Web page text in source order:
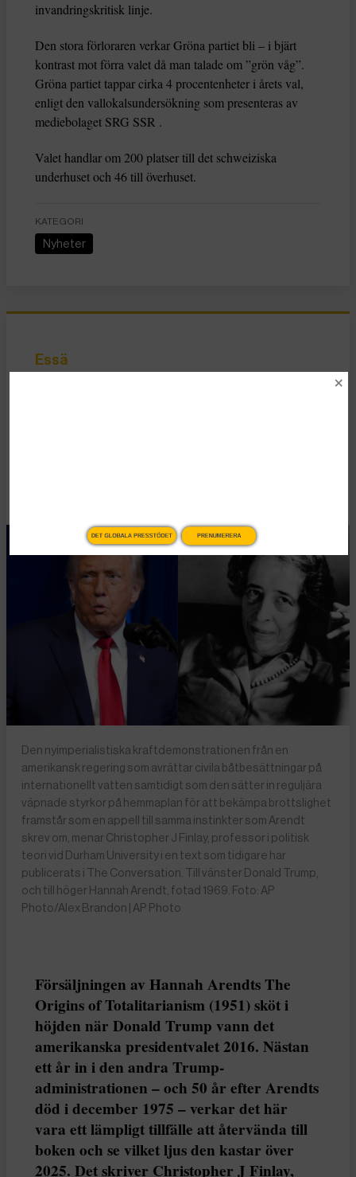
invandringskritisk linje.
Den stora förloraren verkar Gröna partiet bli – i bjärt
kontrast mot förra valet då man talade om ”grön våg”.
Gröna partiet tappar cirka 4 procentenheter i årets val,
enligt den vallokalsundersökning som presenteras av
mediebolaget SRG SSR .
Valet handlar om 200 platser till det schweiziska
underhuset och 46 till överhuset.
KATEGORI
Nyheter
Essä
Den nyimperialistiska kraftdemonstrationen från en
amerikansk regering som avrättar civila båtbesättningar på
internationellt vatten samtidigt som den sätter in reguljära
väpnade styrkor på hemmaplan för att bekämpa brottslighet
framstår som en appell till samma instinkter som Arendt
skrev om, menar Christopher J Finlay, professor i politisk
teori vid Durham University i en text som tidigare har
publicerats i The Conversation. Till vänster Donald Trump,
och till höger Hannah Arendt, fotad 1969. Foto: AP
Photo/Alex Brandon | AP Photo
Försäljningen av Hannah Arendts The
Origins of Totalitarianism (1951) sköt i
höjden när Donald Trump vann det
amerikanska presidentvalet 2016. Nästan
ett år in i den andra Trump-
administrationen – och 50 år efter Arendts
död i december 1975 – verkar det här
vara ett lämpligt tillfälle att återvända till
boken och se vilket ljus den kastar över
2025. Det skriver Christopher J Finlay,
DET GLOBALA PRESSTÖDET PRENUMERERA